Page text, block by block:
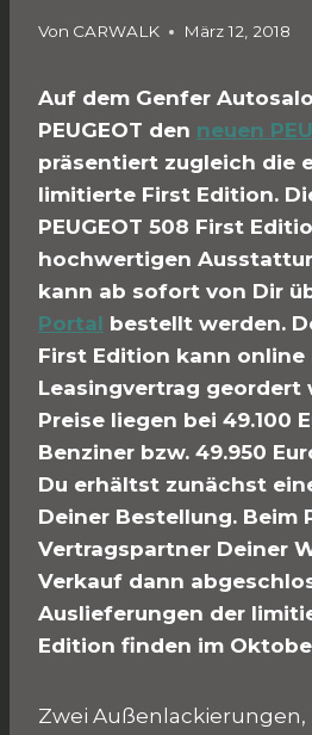
Von CARWALK März 12, 2018
Auf dem Genfer
PEUGEOT den neuen
präsentiert zugleich die
limitierte First Edition.
PEUGEOT 508 First
hochwertigen
kann ab sofort von Dir
Portal bestellt werden.
First Edition kann online
Leasingvertrag geordert
Preise liegen bei 49.100
Benziner bzw. 49.950
Du erhältst zunächst
Deiner Bestellung. Beim
Vertragspartner Deiner
Verkauf dann
Auslieferungen der
Edition finden im
Zwei Außenlackierungen,